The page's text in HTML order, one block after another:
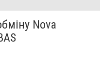
Nova